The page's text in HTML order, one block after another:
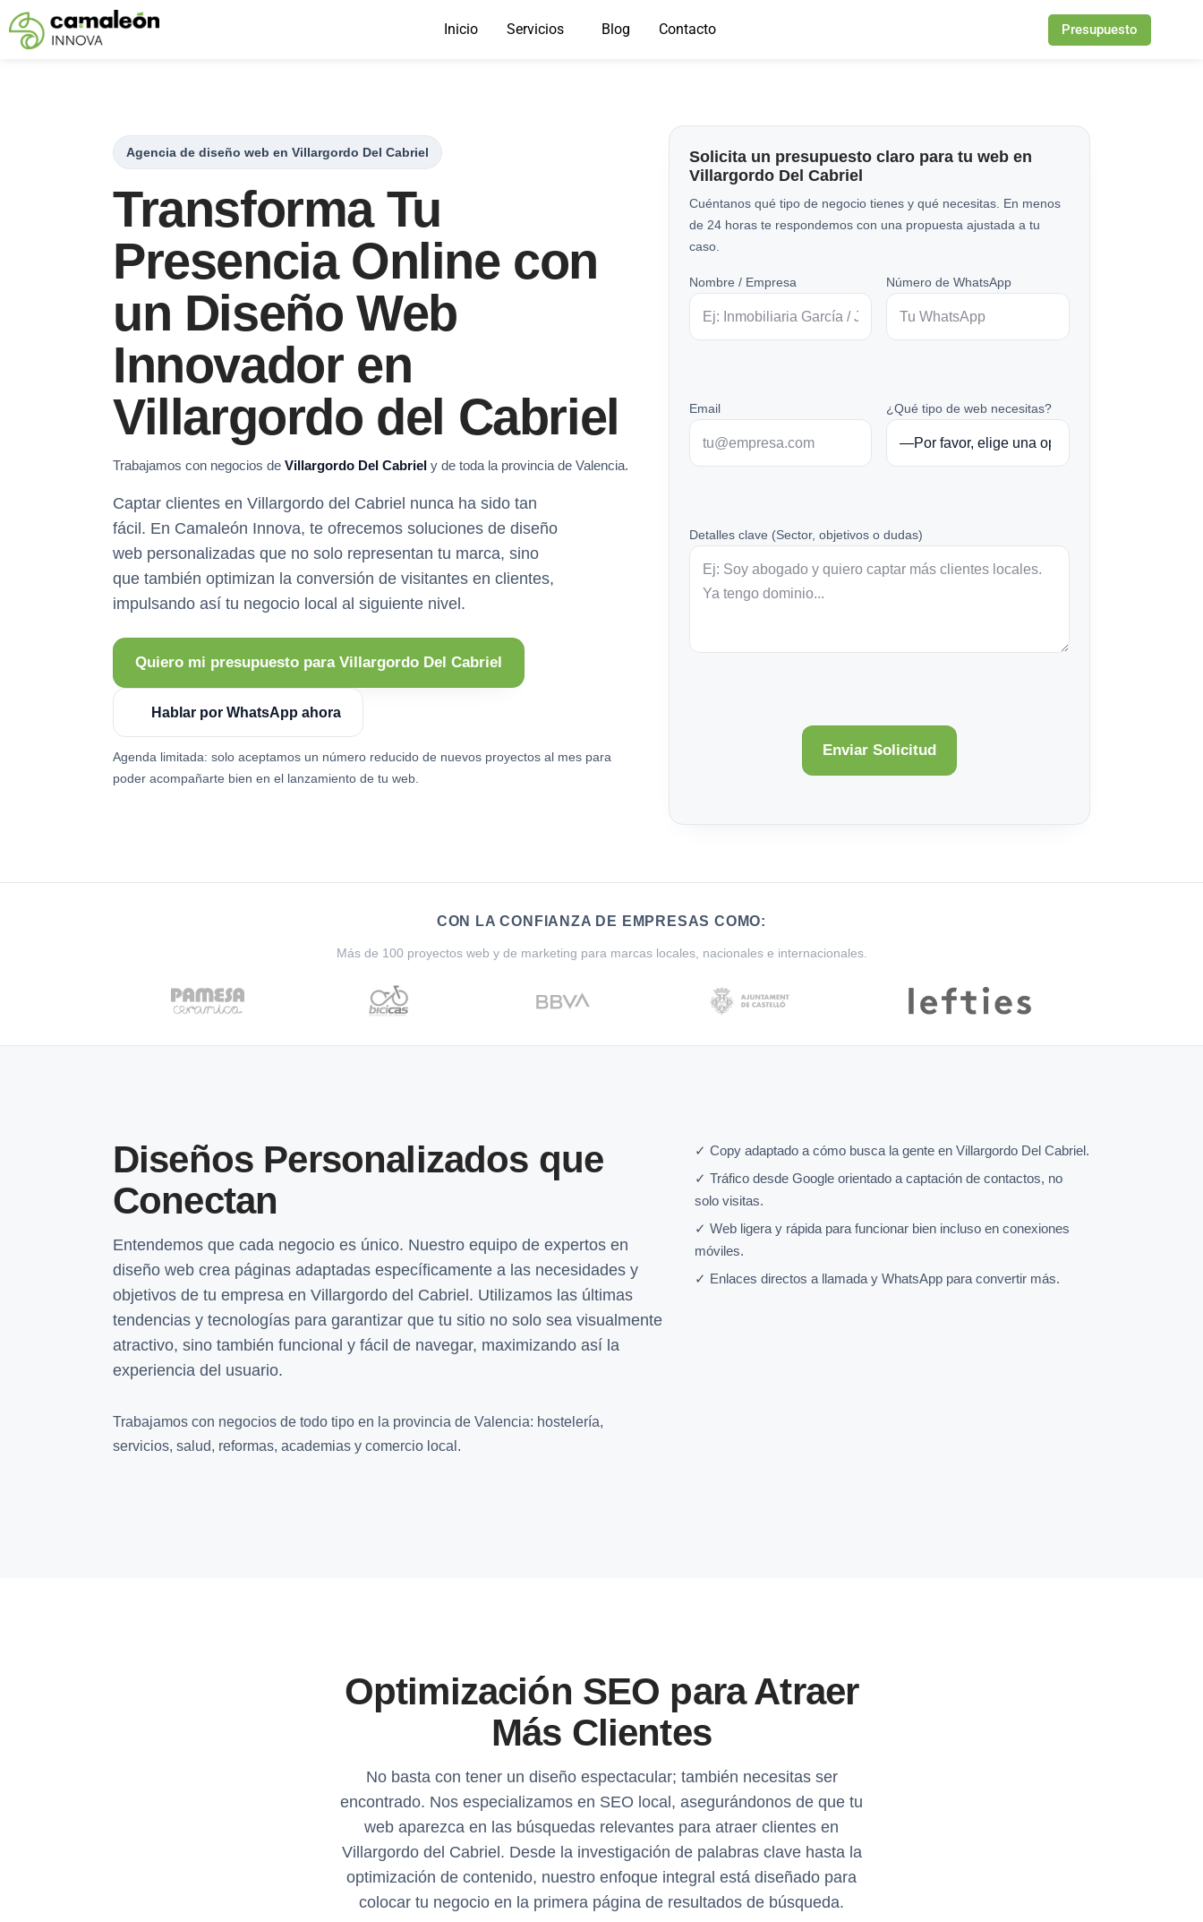
Saltar
Inicio Servicios Blog Contacto Presupuesto
Agencia de diseño web en Villargordo Del Cabriel
Transforma Tu
Presencia Online con
un Diseño Web
Innovador en
Villargordo del Cabriel
Trabajamos con negocios de Villargordo Del Cabriel y de toda la provincia de Valencia.
Captar clientes en Villargordo del Cabriel nunca ha sido tan
fácil. En Camaleón Innova, te ofrecemos soluciones de diseño
web personalizadas que no solo representan tu marca, sino
que también optimizan la conversión de visitantes en clientes,
impulsando así tu negocio local al siguiente nivel.
Quiero mi presupuesto para Villargordo Del Cabriel
Hablar por WhatsApp ahora
Agenda limitada: solo aceptamos un número reducido de nuevos proyectos al mes para
poder acompañarte bien en el lanzamiento de tu web.
Solicita un presupuesto claro para tu web en
Villargordo Del Cabriel
Cuéntanos qué tipo de negocio tienes y qué necesitas. En menos
de 24 horas te respondemos con una propuesta ajustada a tu
caso.
Nombre / Empresa Número de WhatsApp
Email ¿Qué tipo de web necesitas?
Detalles clave (Sector, objetivos o dudas)
CON LA CONFIANZA DE EMPRESAS COMO:
Más de 100 proyectos web y de marketing para marcas locales, nacionales e internacionales.
Diseños Personalizados que
Conectan
Entendemos que cada negocio es único. Nuestro equipo de expertos en
diseño web crea páginas adaptadas específicamente a las necesidades y
objetivos de tu empresa en Villargordo del Cabriel. Utilizamos las últimas
tendencias y tecnologías para garantizar que tu sitio no solo sea visualmente
atractivo, sino también funcional y fácil de navegar, maximizando así la
experiencia del usuario.
Trabajamos con negocios de todo tipo en la provincia de Valencia: hostelería,
servicios, salud, reformas, academias y comercio local.
✓ Copy adaptado a cómo busca la gente en Villargordo Del Cabriel.
✓ Tráfico desde Google orientado a captación de contactos, no
solo visitas.
✓ Web ligera y rápida para funcionar bien incluso en conexiones
móviles.
✓ Enlaces directos a llamada y WhatsApp para convertir más.
Optimización SEO para Atraer
Más Clientes
No basta con tener un diseño espectacular; también necesitas ser
encontrado. Nos especializamos en SEO local, asegurándonos de que tu
web aparezca en las búsquedas relevantes para atraer clientes en
Villargordo del Cabriel. Desde la investigación de palabras clave hasta la
optimización de contenido, nuestro enfoque integral está diseñado para
colocar tu negocio en la primera página de resultados de búsqueda.